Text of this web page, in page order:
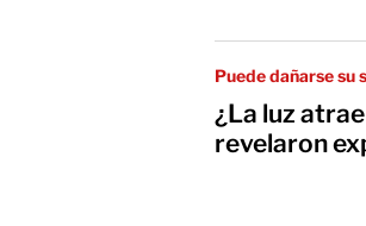
Puede dañarse su
¿La luz
revelaron